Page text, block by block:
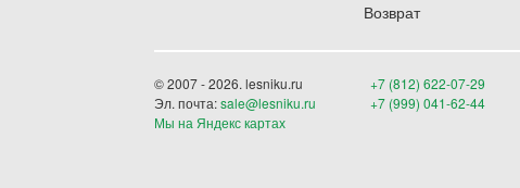
Возврат
© 2007 - 2026. lesniku.ru
Эл. почта:sale@lesniku.ru
Мы на Яндекс картах
+7 (812) 622-07-29
+7 (999) 041-62-44